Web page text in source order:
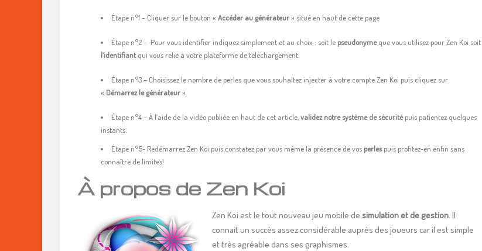
Étape n°1 – Cliquer sur le bouton « Accéder au générateur» situé en haut de cette page
Étape n°2 – Pour vous identifier indiquez simplement et au choix : soit le pseudonymeque vous utilisez pour Zen Koi soit
l’identifiantqui vous relie à votre plateforme de téléchargement.
Étape n°3 – Choisissez le nombre de perles que vous souhaitez injecter à votre compte Zen Koi puis cliquez sur
« Démarrez le générateur»
Étape n°4 – À l’aide de la vidéo publiée en haut de cet article, validez notre système de sécuritépuis patientez quelques
instants.
Étape n°5- Redémarrez Zen Koi puis constatez par vous même la présence de vos perlespuis profitez-en enfin sans
connaître de limites!
À propos de Zen Koi
Zen Koi est le tout nouveau jeu mobile de simulation et de gestion. Il
connait un succès assez considérable auprès des joueurs car il est simple
et très agréable dans ses graphismes.